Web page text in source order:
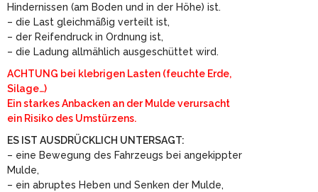
Hindernissen (am Boden und in der Höhe) ist.
– die Last gleichmäßig verteilt ist,
– der Reifendruck in Ordnung ist,
– die Ladung allmählich ausgeschüttet wird.
ACHTUNG bei klebrigen Lasten (feuchte Erde,
Silage…)
Ein starkes Anbacken an der Mulde verursacht
ein Risiko des Umstürzens.
ES IST AUSDRÜCKLICH UNTERSAGT:
– eine Bewegung des Fahrzeugs bei angekippter
Mulde,
– ein abruptes Heben und Senken der Mulde,